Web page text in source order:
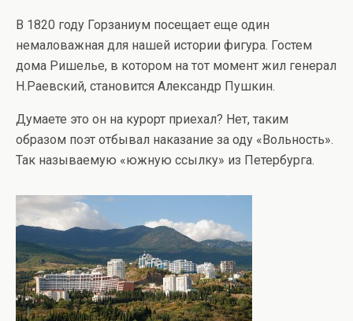
В 1820 году Горзаниум посещает еще один
немаловажная для нашей истории фигура. Гостем
дома Ришелье, в котором на тот момент жил генерал
Н.Раевский, становится Александр Пушкин.
Думаете это он на курорт приехал? Нет, таким
образом поэт отбывал наказание за оду «Вольность».
Так называемую «южную ссылку» из Петербурга.